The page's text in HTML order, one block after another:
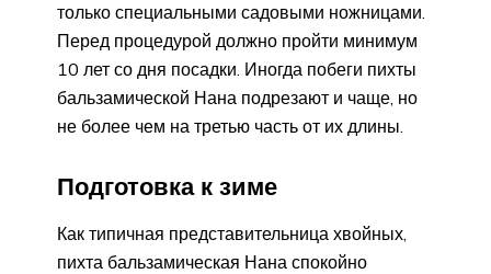
только специальными садовыми ножницами.
Перед процедурой должно пройти минимум
10 лет со дня посадки. Иногда побеги пихты
бальзамической Нана подрезают и чаще, но
не более чем на третью часть от их длины.
Подготовка к зиме
Как типичная представительница хвойных,
пихта бальзамическая Нана спокойно